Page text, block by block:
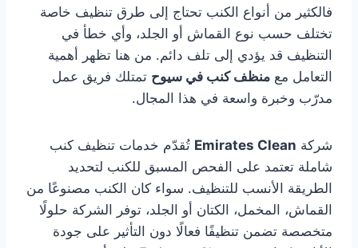
فالكثير من أنواع الكنب تحتاج إلى طرق تنظيف خاصة
تختلف حسب نوع القماش أو الجلد، وأي خطأ في
التنظيف قد يؤدي إلى تلف دائم. من هنا تظهر أهمية
التعامل مع منظف كنب في سيوح تمتلك فريق عمل
مدرّب وخبرة واسعة في هذا المجال.
شركة Emirates Clean تُقدّم خدمات تنظيف كنب
شاملة تعتمد على الفحص المسبق للكنب لتحديد
الطريقة الأنسب للتنظيف. سواء كان الكنب مصنوعًا من
القماش، المخمل، الكتان أو الجلد، توفر الشركة حلولًا
متخصصة تضمن تنظيفًا فعالًا دون التأثير على جودة